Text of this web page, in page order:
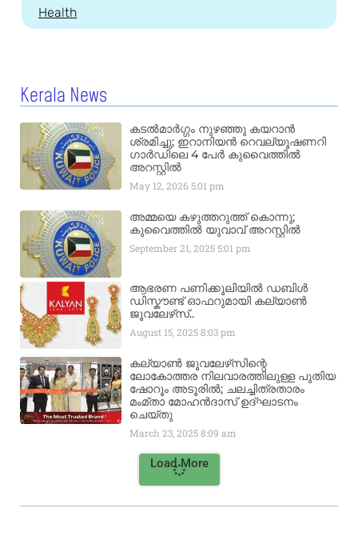
Health
Kerala News
കടൽമാർഗ്ഗം നുഴഞ്ഞു കയറാൻ
ശ്രമിച്ചു; ഇറാനിയൻ റെവല്യൂഷണറി
ഗാർഡിലെ 4 പേർ കുവൈത്തിൽ
അറസ്റ്റിൽ
May 12, 20265:01 pm
അമ്മയെ കഴുത്തറുത്ത് കൊന്നു;
കുവൈത്തിൽ യുവാവ് അറസ്റ്റിൽ
September 21, 20255:01 pm
ആഭരണ പണിക്കൂലിയിൽ ഡബിൾ
ഡിസ്കൗണ്ട് ഓഫറുമായി കല്യാൺ
ജൂവലേഴ്‌സ്..
August 15, 20258:03 pm
കല്യാൺ ജൂവലേഴ്‌സിന്റെ
ലോകോത്തര നിലവാരത്തിലുള്ള പുതിയ
ഷോറൂം അടൂരിൽ; ചലച്ചിത്രതാരം
മംമ്താ മോഹൻദാസ് ഉദ്ഘാടനം
ചെയ്‌തു
March 23, 20258:09 am
Load More